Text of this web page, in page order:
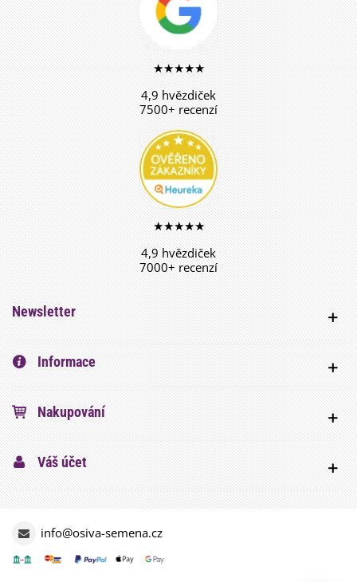
★★★★★
4,9 hvězdiček
7500+ recenzí
★★★★★
4,9 hvězdiček
7000+ recenzí
Newsletter
Informace
Nakupování
Váš účet
info@osiva-semena.cz